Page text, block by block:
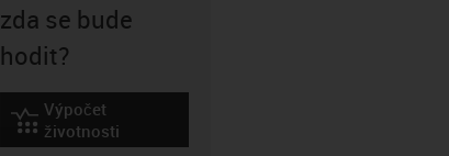
zda se bude
hodit?
igus-icon-lebensdauerrechner
Výpočet
životnosti